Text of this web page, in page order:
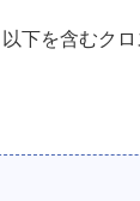
下を含むク